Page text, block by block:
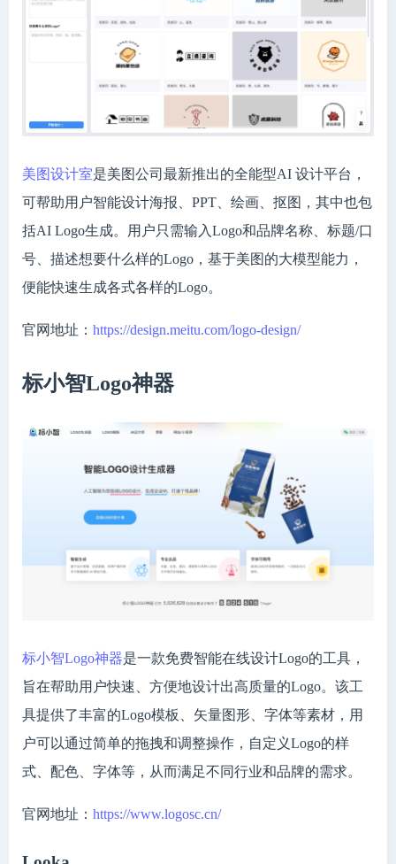
美图设计室是美图公司最新推出的全能型AI 设计平台，
可帮助用户智能设计海报、PPT、绘画、抠图，其中也包
括AI Logo生成。用户只需输入Logo和品牌名称、标题/口
号、描述想要什么样的Logo，基于美图的大模型能力，
便能快速生成各式各样的Logo。
官网地址： https://design.meitu.com/logo-design/
标小智Logo神器
标小智Logo神器是一款免费智能在线设计Logo的工具，
旨在帮助用户快速、方便地设计出高质量的Logo。该工
具提供了丰富的Logo模板、矢量图形、字体等素材，用
户可以通过简单的拖拽和调整操作，自定义Logo的样
式、配色、字体等，从而满足不同行业和品牌的需求。
官网地址： https://www.logosc.cn/